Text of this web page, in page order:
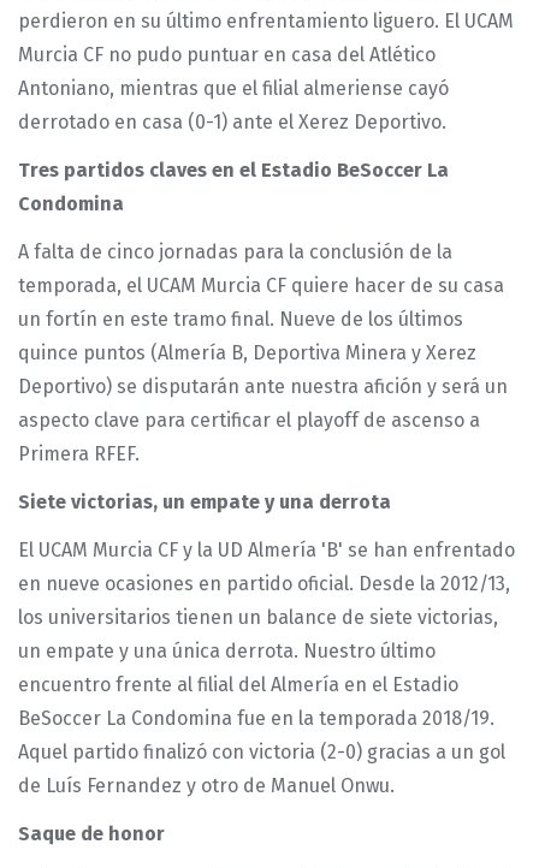
perdieron en su último enfrentamiento liguero. El UCAM
Murcia CF no pudo puntuar en casa del Atlético
Antoniano, mientras que el filial almeriense cayó
derrotado en casa (0-1) ante el Xerez Deportivo.
Tres partidos claves en el Estadio BeSoccer La
Condomina
A falta de cinco jornadas para la conclusión de la
temporada, el UCAM Murcia CF quiere hacer de su casa
un fortín en este tramo final. Nueve de los últimos
quince puntos (Almería B, Deportiva Minera y Xerez
Deportivo) se disputarán ante nuestra afición y será un
aspecto clave para certificar el playoff de ascenso a
Primera RFEF.
Siete victorias, un empate y una derrota
El UCAM Murcia CF y la UD Almería 'B' se han enfrentado
en nueve ocasiones en partido oficial. Desde la 2012/13,
los universitarios tienen un balance de siete victorias,
un empate y una única derrota. Nuestro último
encuentro frente al filial del Almería en el Estadio
BeSoccer La Condomina fue en la temporada 2018/19.
Aquel partido finalizó con victoria (2-0) gracias a un gol
de Luís Fernandez y otro de Manuel Onwu.
Saque de honor